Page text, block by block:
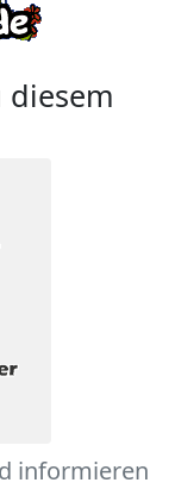
diesem
informieren